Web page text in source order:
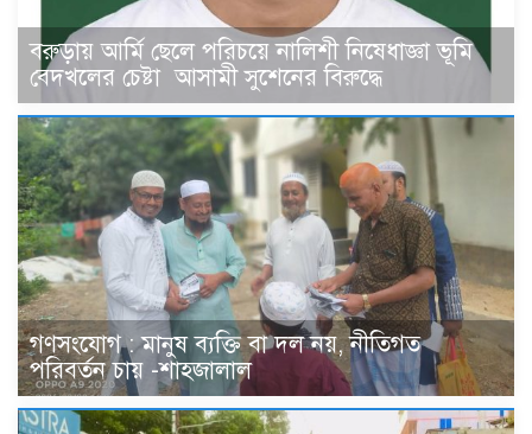
বরুড়ায় আর্মি ছেলে পরিচয়ে নালিশী নিষেধাজ্ঞা ভূমি
বেদখলের চেষ্টা আসামী সুশেনের বিরুদ্ধে
গণসংযোগ : মানুষ ব্যক্তি বা দল নয়, নীতিগত
পরিবর্তন চায় -শাহজালাল